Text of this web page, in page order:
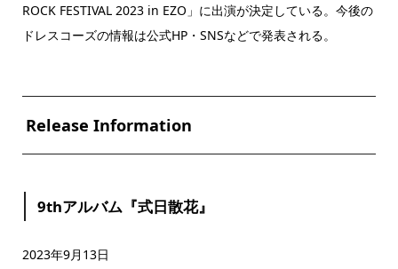
ROCK FESTIVAL 2023 in EZO」に出演が決定している。今後の
ドレスコーズの情報は公式HP・SNSなどで発表される。
Release Information
9thアルバム『式日散花』
2023年9月13日